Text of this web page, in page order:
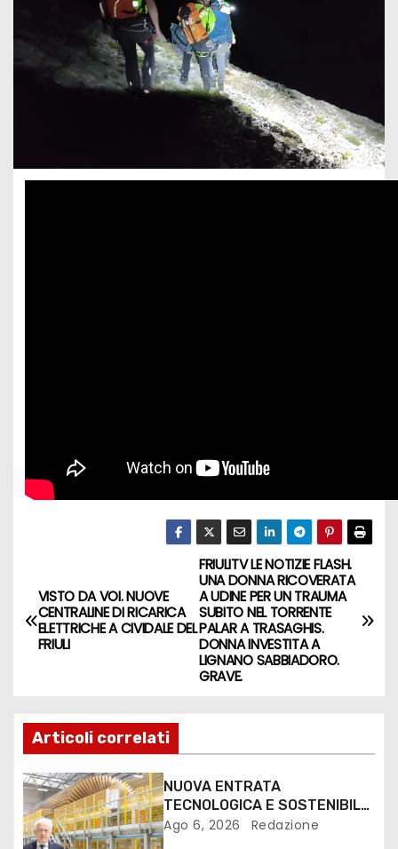
FRIULITV LE NOTIZIE FLASH.
UNA DONNA RICOVERATA
A UDINE PER UN TRAUMA
SUBITO NEL TORRENTE
PALAR A TRASAGHIS.
DONNA INVESTITA A
LIGNANO SABBIADORO.
GRAVE.
VISTO DA VOI. NUOVE
CENTRALINE DI RICARICA
ELETTRICHE A CIVIDALE DEL
FRIULI
Articoli correlati
NUOVA ENTRATA
TECNOLOGICA E SOSTENIBILE
PER I MEZZI PESANTI ALLA
Ago 6, 2026 Redazione